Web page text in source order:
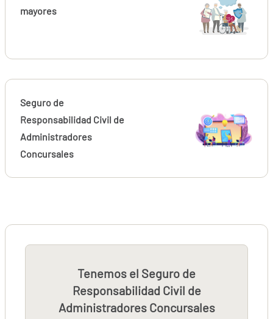
mayores
Seguro de
Responsabilidad Civil de
Administradores
Concursales
Tenemos el Seguro de
Responsabilidad Civil de
Administradores Concursales